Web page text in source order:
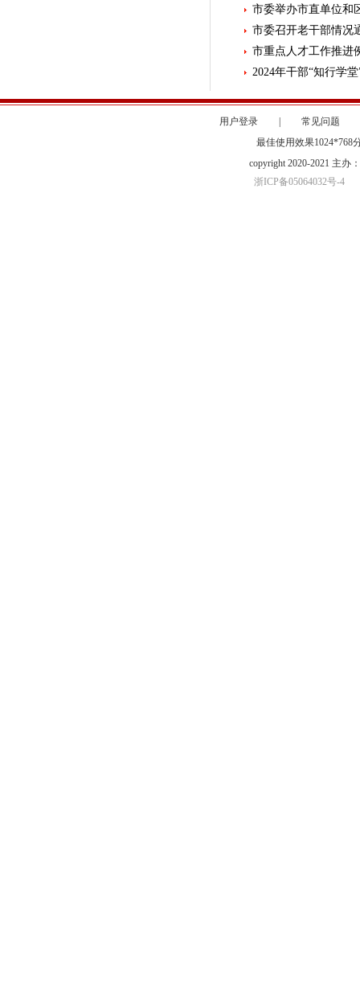
市委举办市直单位和
市委召开老干部情况
市重点人才工作推进
2024年干部“知行学
用户登录 常见问题
最佳使用效果1024*768
copyright 2020-2021 主
浙ICP备05064032号-4